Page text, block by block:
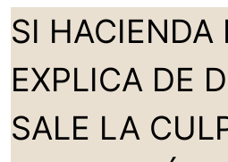
SI HACIENDA
EXPLICA DE
SALE LA